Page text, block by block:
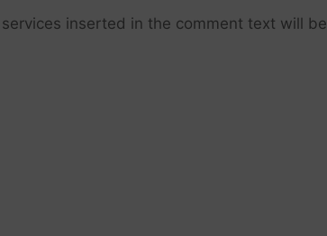
inserted in the comment text will be